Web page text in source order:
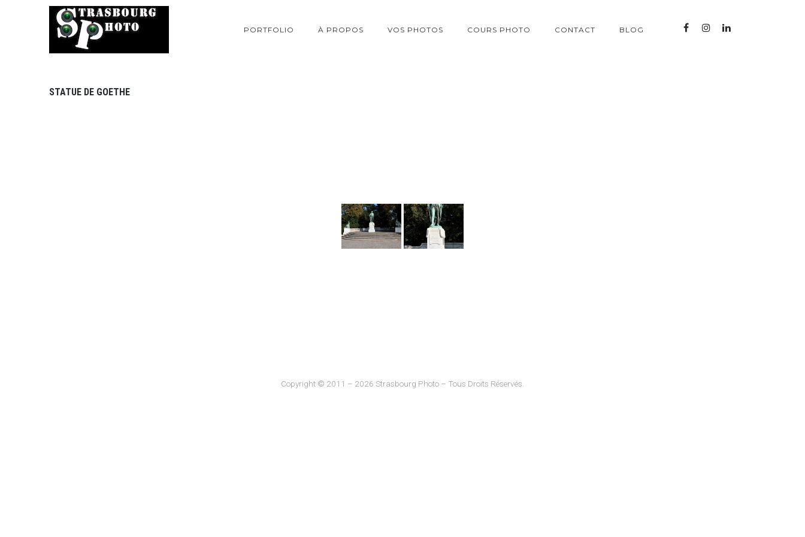
PORTFOLIO À PROPOS VOS PHOTOS COURS PHOTO CONTACT BLOG
STATUE DE GOETHE
Copyright © 2011 – 2026 Strasbourg Photo – Tous Droits Réservés.